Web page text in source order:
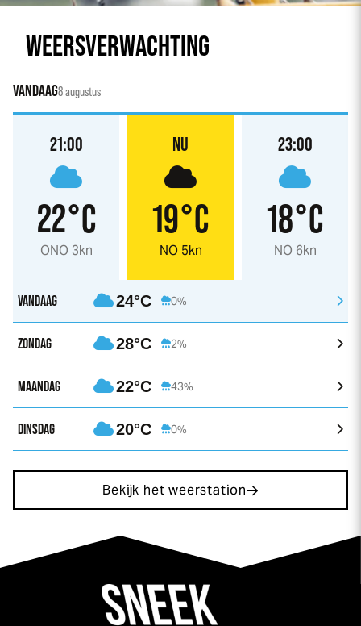
WEERSVERWACHTING
VANDAAG8 augustus
21:00
22°C
ONO 3kn
NU
19°C
NO 5kn
23:00
18°C
NO 6kn
VANDAAG 24°C 0%
ZONDAG 28°C 2%
MAANDAG 22°C 43%
DINSDAG 20°C 0%
Bekijk het weerstation